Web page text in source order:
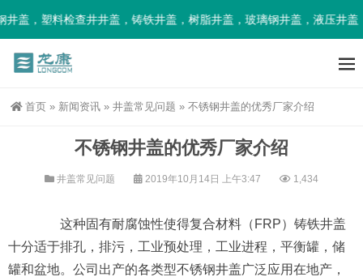
，塑料检查井井盖，铸铁井盖，树脂井盖，玻璃钢井盖，液压井盖
首页 » 新闻资讯 » 井盖常见问题 » 不锈钢井盖的优秀厂家介绍
不锈钢井盖的优秀厂家介绍
井盖常见问题 2019年10月14日 上午3:47 1,434
这种固有耐腐蚀性使得复合材料（FRP）铸铁井盖
十分适于排孔，排污，工业预处理，工业进程，平衡罐，储
罐和盆地。公司出产的各类型不锈钢井盖广泛应用在地产，